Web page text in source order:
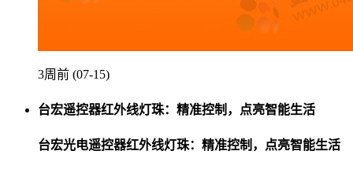
3周前 (07-15)
台宏遥控器红外线灯珠：精准控制，点亮智能生活
台宏光电遥控器红外线灯珠：精准控制，点亮智能生活